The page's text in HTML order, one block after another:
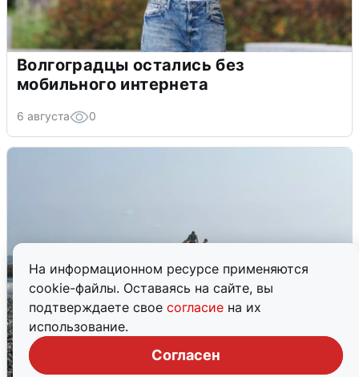
На информационном ресурсе применяются
cookie-файлы. Оставаясь на сайте, вы
подтверждаете свое согласие на их
использование.
Согласен
Волгоградцы остались без
мобильного интернета
6 августа 0